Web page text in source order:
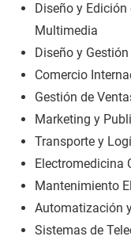
Diseño y
Multimedia
Diseño y
Comercio
Gestión de
Marketing y
Transporte y
Electromedicina
Mantenimiento
Automatización
Sistemas de